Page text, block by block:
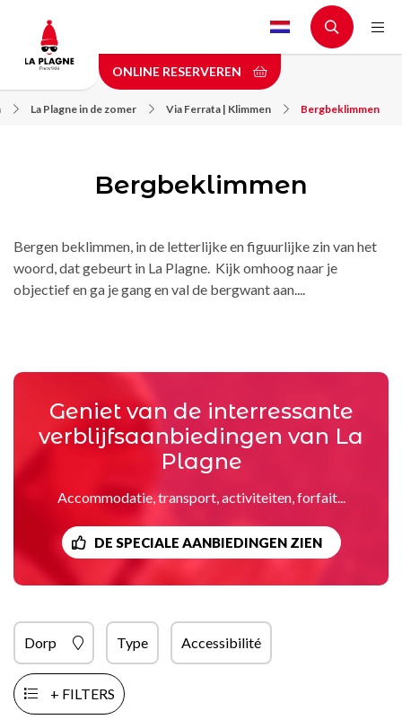
main
content
ONLINE RESERVEREN
La Plagne in de zomer Via Ferrata | Klimmen Bergbeklimmen
Bergbeklimmen
Bergen beklimmen, in de letterlijke en figuurlijke zin van het
woord, dat gebeurt in La Plagne. Kijk omhoog naar je
objectief en ga je gang en val de bergwant aan....
Geniet van de interressante
verblijfsaanbiedingen van La
Plagne
Accommodatie, transport, activiteiten, forfait...
DE SPECIALE AANBIEDINGEN ZIEN
Dorp Type Accessibilité
+ FILTERS